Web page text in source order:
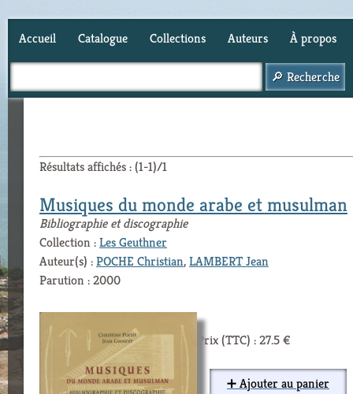
Accueil Catalogue Collections Auteurs À propos
Résultats affichés : (1-1)/1
Musiques du monde arabe et musulman
Bibliographie et discographie
Collection :Les Geuthner
Auteur(s) :POCHE Christian,LAMBERT Jean
Parution : 2000
Prix (TTC) : 27.5 €
➕ Ajouter au panier